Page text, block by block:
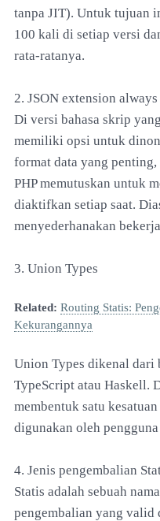
tanpa JIT). Untuk tujuan
100 kali di setiap versi
rata-ratanya.
2. JSON extension
Di versi bahasa skrip
memiliki opsi untuk
format data yang penting,
PHP memutuskan untuk
diaktifkan setiap saat.
menyederhanakan
3. Union Types
Related: Routing Statis:
Kekurangannya
Union Types dikenal dari
TypeScript atau Haskell.
membentuk satu
digunakan oleh pengguna
4. Jenis pengembalian
Statis adalah sebuah
pengembalian yang